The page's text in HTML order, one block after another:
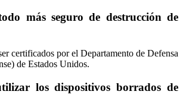
más seguro de destrucción de
certificados por el Departamento de Defensa
de Estados Unidos.
los dispositivos borrados de